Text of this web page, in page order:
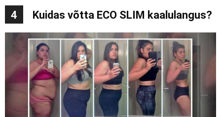
4 Kuidas võtta ECO SLIM kaalulangus?